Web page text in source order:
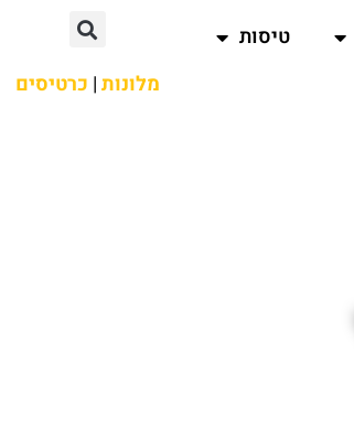
טיסות
מלונות| כרטיסים